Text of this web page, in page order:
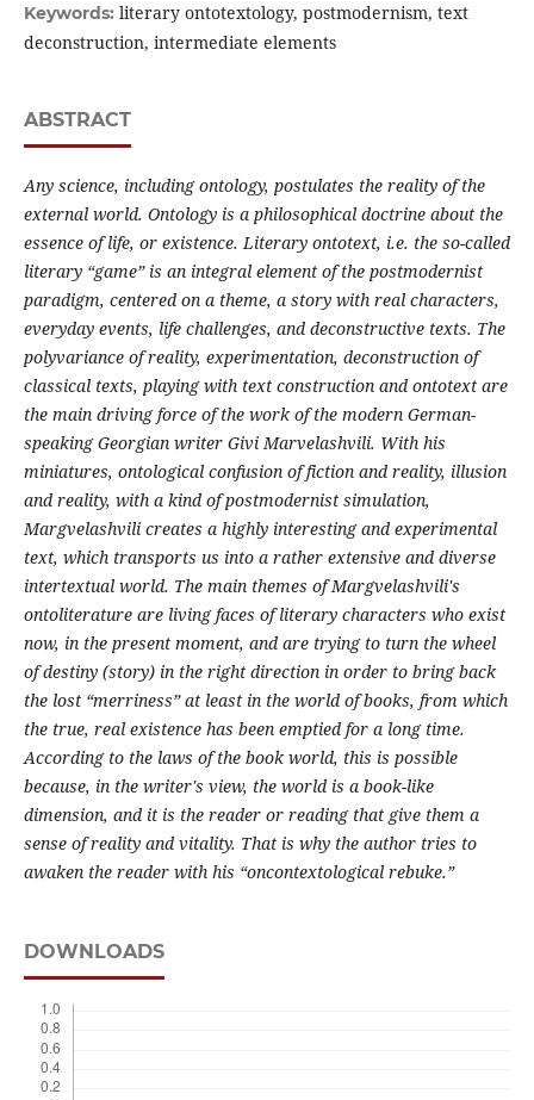
Keywords: literary ontotextology, postmodernism, text
deconstruction, intermediate elements
ABSTRACT
Any science, including ontology, postulates the reality of the
external world. Ontology is a philosophical doctrine about the
essence of life, or existence. Literary ontotext, i.e. the so-called
literary “game” is an integral element of the postmodernist
paradigm, centered on a theme, a story with real characters,
everyday events, life challenges, and deconstructive texts. The
polyvariance of reality, experimentation, deconstruction of
classical texts, playing with text construction and ontotext are
the main driving force of the work of the modern German-
speaking Georgian writer Givi Marvelashvili. With his
miniatures, ontological confusion of fiction and reality, illusion
and reality, with a kind of postmodernist simulation,
Margvelashvili creates a highly interesting and experimental
text, which transports us into a rather extensive and diverse
intertextual world. The main themes of Margvelashvili's
ontoliterature are living faces of literary characters who exist
now, in the present moment, and are trying to turn the wheel
of destiny (story) in the right direction in order to bring back
the lost “merriness” at least in the world of books, from which
the true, real existence has been emptied for a long time.
According to the laws of the book world, this is possible
because, in the writer's view, the world is a book-like
dimension, and it is the reader or reading that give them a
sense of reality and vitality. That is why the author tries to
awaken the reader with his “oncontextological rebuke.”
DOWNLOADS